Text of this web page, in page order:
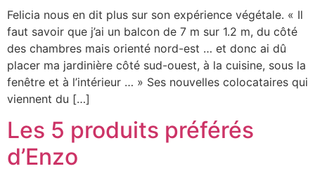
Felicia nous en dit plus sur son expérience végétale. « Il
faut savoir que j’ai un balcon de 7 m sur 1.2 m, du côté
des chambres mais orienté nord-est … et donc ai dû
placer ma jardinière côté sud-ouest, à la cuisine, sous la
fenêtre et à l’intérieur … » Ses nouvelles colocataires qui
viennent du […]
Les 5 produits préférés
d’Enzo